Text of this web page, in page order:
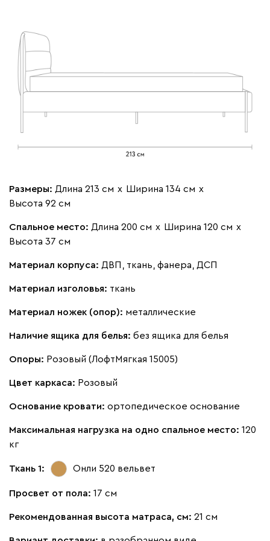
Размеры: Длина 213 см х Ширина 134 см х
Высота 92 см
Спальное место: Длина 200 см х Ширина 120 см х
Высота 37 см
Материал корпуса: ДВП, ткань, фанера, ДСП
Материал изголовья: ткань
Материал ножек (опор): металлические
Наличие ящика для белья: без ящика для белья
Опоры: Розовый (ЛофтМягкая 15005)
Цвет каркаса: Розовый
Основание кровати: ортопедическое основание
Максимальная нагрузка на одно спальное место: 120
кг
Ткань 1: Онли 520 вельвет
Просвет от пола: 17 см
Рекомендованная высота матраса, см: 21 см